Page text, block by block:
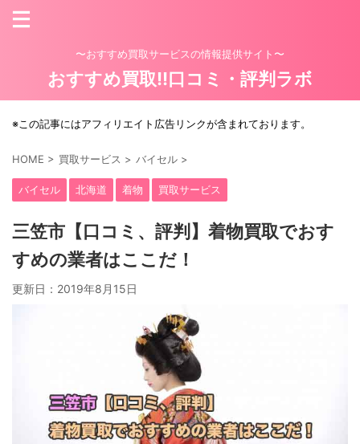
〜おすすめ買取サービスの情報提供サイト〜
おすすめ買取!!口コミ・評判ラボ
※この記事にはアフィリエイト広告リンクが含まれております。
HOME > 買取サービス > バイセル >
バイセル 北海道 着物 買取サービス
三笠市【口コミ、評判】着物買取でおす
すめの業者はここだ！
更新日： 2019年8月15日